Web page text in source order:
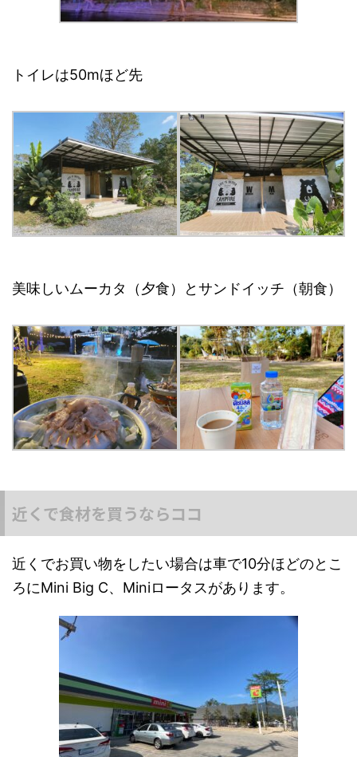
トイレは50mほど先
美味しいムーカタ（夕食）とサンドイッチ（朝食）
近くで食材を買うならココ
近くでお買い物をしたい場合は車で10分ほどのとこ
ろにMini Big C、Miniロータスがあります。